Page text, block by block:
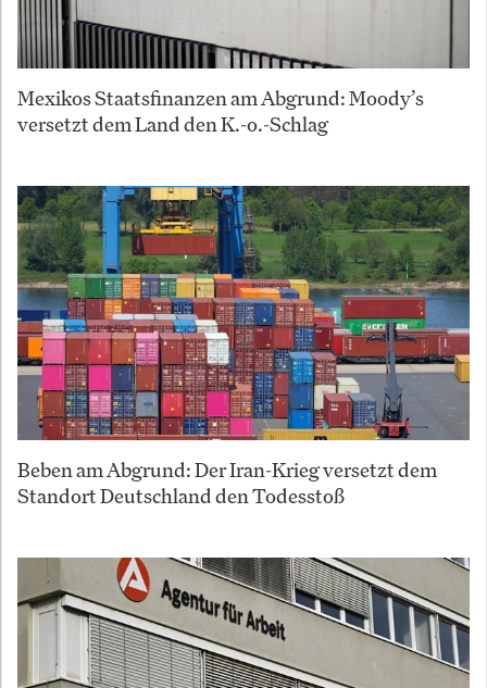
Mexikos Staatsfinanzen am Abgrund: Moody’s
versetzt dem Land den K.-o.-Schlag
Beben am Abgrund: Der Iran-Krieg versetzt dem
Standort Deutschland den Todesstoß